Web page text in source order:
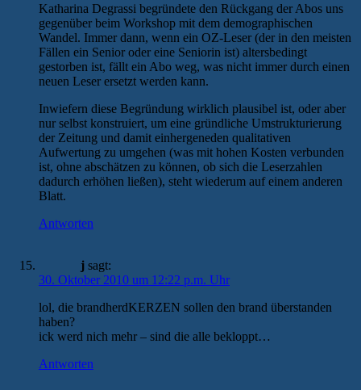
Katharina Degrassi begründete den Rückgang der Abos uns
gegenüber beim Workshop mit dem demographischen
Wandel. Immer dann, wenn ein OZ-Leser (der in den meisten
Fällen ein Senior oder eine Seniorin ist) altersbedingt
gestorben ist, fällt ein Abo weg, was nicht immer durch einen
neuen Leser ersetzt werden kann.
Inwiefern diese Begründung wirklich plausibel ist, oder aber
nur selbst konstruiert, um eine gründliche Umstrukturierung
der Zeitung und damit einhergeneden qualitativen
Aufwertung zu umgehen (was mit hohen Kosten verbunden
ist, ohne abschätzen zu können, ob sich die Leserzahlen
dadurch erhöhen ließen), steht wiederum auf einem anderen
Blatt.
Antworten
j sagt:
30. Oktober 2010 um 12:22 p.m. Uhr
lol, die brandherdKERZEN sollen den brand überstanden
haben?
ick werd nich mehr – sind die alle bekloppt…
Antworten